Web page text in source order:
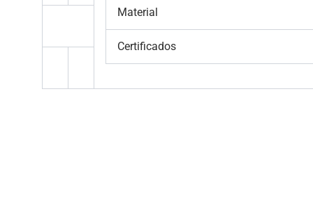
Material
Certificados